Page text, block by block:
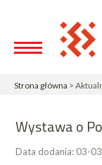
Strona główna >
Wystawa o
Data dodania: 03-